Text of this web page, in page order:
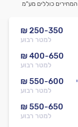
המחירים כוללים מע”מ
₪ 250-350
למטר רבוע
₪ 400-650
למטר רבוע
₪ 550-600
למטר רבוע
₪ 550-650
למטר רבוע